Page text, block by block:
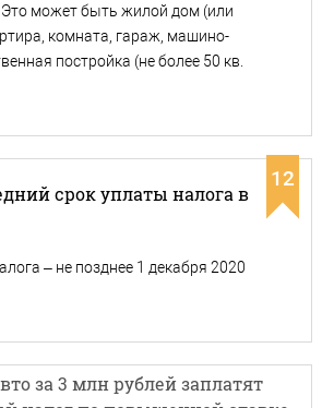
Это может быть жилой дом (или
комната, гараж, машино-
постройка (не более 50 кв.
12
срок уплаты налога в
– не позднее 1 декабря 2020
за 3 млн рублей заплатят